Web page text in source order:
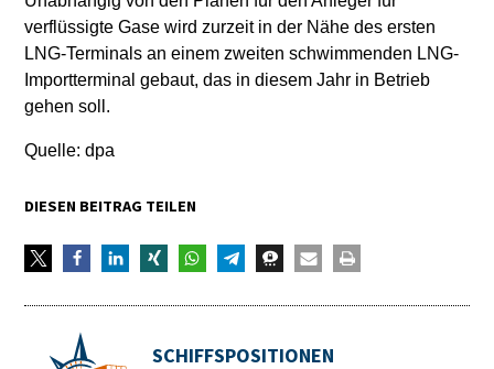
verflüssigte Gase wird zurzeit in der Nähe des ersten
LNG-Terminals an einem zweiten schwimmenden LNG-
Importterminal gebaut, das in diesem Jahr in Betrieb
gehen soll.
Quelle: dpa
DIESEN BEITRAG TEILEN
SCHIFFSPOSITIONEN